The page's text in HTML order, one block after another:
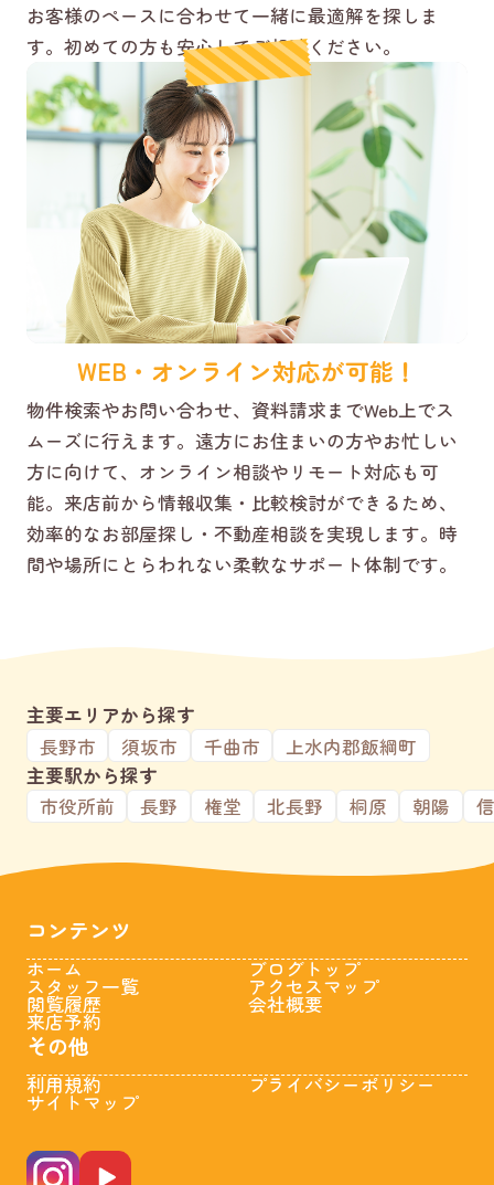
お客様のペースに合わせて一緒に最適解を探しま
す。初めての方も安心してご相談ください。
WEB・オンライン対応が可能！
物件検索やお問い合わせ、資料請求までWeb上でス
ムーズに行えます。遠方にお住まいの方やお忙しい
方に向けて、オンライン相談やリモート対応も可
能。来店前から情報収集・比較検討ができるため、
効率的なお部屋探し・不動産相談を実現します。時
間や場所にとらわれない柔軟なサポート体制です。
主要エリアから探す
長野市
須坂市 千曲市
上水内郡飯綱町
主要駅から探す
市役所前
長野 権堂 北長野 桐原 朝陽
コンテンツ
ホーム
スタッフ一覧
閲覧履歴
来店予約
ブログトップ
アクセスマップ
会社概要
その他
利用規約
サイトマップ
プライバシーポリシー